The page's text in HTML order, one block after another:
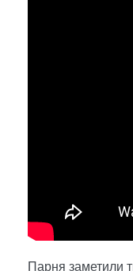
Парня заметили